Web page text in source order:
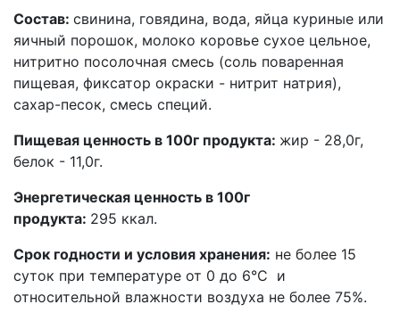
Состав: свинина, говядина, вода, яйца куриные или
яичный порошок, молоко коровье сухое цельное,
нитритно посолочная смесь (соль поваренная
пищевая, фиксатор окраски - нитрит натрия),
сахар-песок, смесь специй.
Пищевая ценность в 100г продукта: жир - 28,0г,
белок - 11,0г.
Энергетическая ценность в 100г
продукта: 295 ккал.
Срок годности и условия хранения: не более 15
суток при температуре от 0 до 6°C и
относительной влажности воздуха не более 75%.